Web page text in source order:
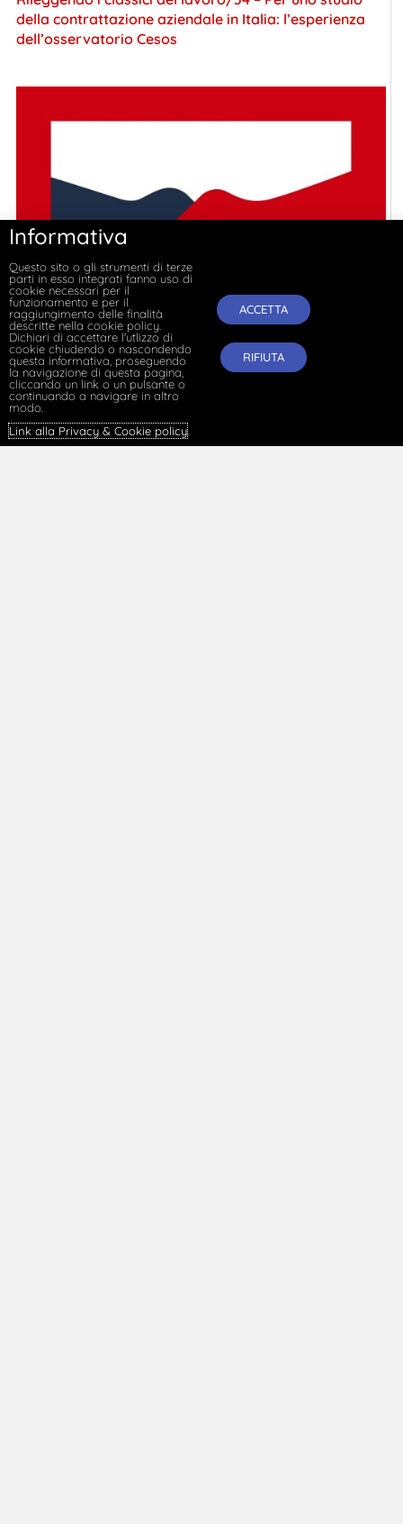
della contrattazione aziendale in Italia: l’esperienza
dell’osservatorio Cesos
Informativa
Questo sito o gli strumenti di terze
parti in esso integrati fanno uso di
cookie necessari per il
funzionamento e per il
raggiungimento delle finalità
descritte nella cookie policy.
Dichiari di accettare l'utlizzo di
cookie chiudendo o nascondendo
questa informativa, proseguendo
la navigazione di questa pagina,
cliccando un link o un pulsante o
continuando a navigare in altro
modo.
Link alla Privacy & Cookie policy.
ACCETTA
RIFIUTA